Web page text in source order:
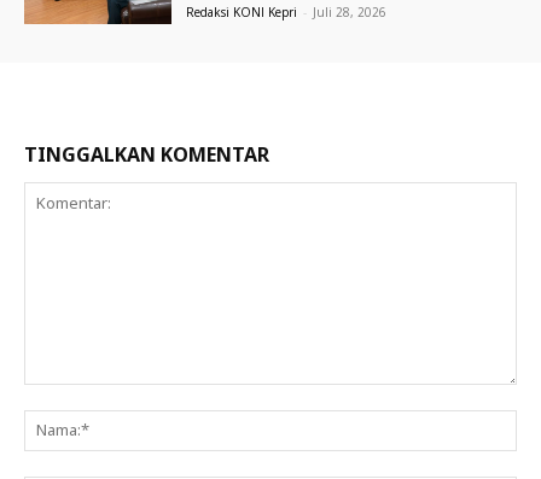
Redaksi KONI Kepri - Juli 28, 2026
TINGGALKAN KOMENTAR